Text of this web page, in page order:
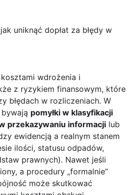
uniknąć dopłat za błędy w
wdrożenia i
z ryzykiem finansowym, które
błędach w rozliczeniach. W
pomyłki w klasyfikacji
przekazywaniu informacji lub
ewidencją a realnym stanem
ilości, statusu odpadów,
prawnych). Nawet jeśli
a procedury „formalnie”
może skutkować